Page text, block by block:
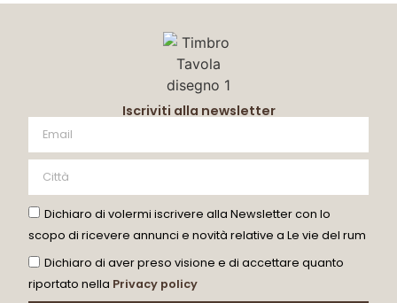
Iscriviti alla newsletter
Dichiaro di volermi iscrivere alla Newsletter con lo
scopo di ricevere annunci e novità relative a Le vie del rum
Dichiaro di aver preso visione e di accettare quanto
riportato nella Privacy policy